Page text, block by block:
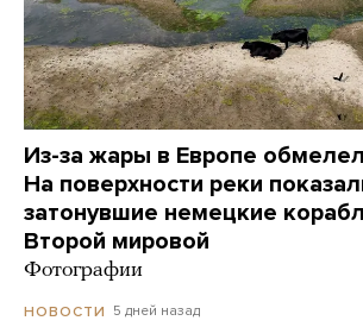
Из-за жары в Европе
На поверхности реки
затонувшие немецкие
Второй мировой
Фотографии
НОВОСТИ 5 дней назад